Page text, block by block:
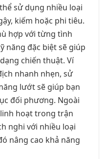
sử dụng nhiều loại
kiếm hoặc phi tiêu.
hợp với từng tình
năng đặc biệt sẽ giúp
chiến thuật. Ví
nhanh nhẹn, sử
lướt sẽ giúp bạn
đối phương. Ngoài
hoạt trong trận
nghi với nhiều loại
nâng cao khả năng